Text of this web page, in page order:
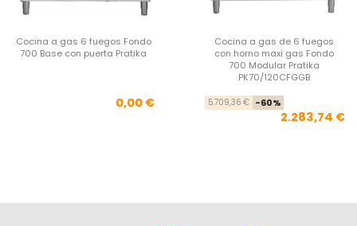
Cocina a gas 6 fuegos Fondo
700 Base con puerta Pratika
Precio
0,00 €
Cocina a gas de 6 fuegos
con horno maxi gas Fondo
700 Modular Pratika
PK70/120CFGGB
5.709,36 € -60%
2.283,74 €